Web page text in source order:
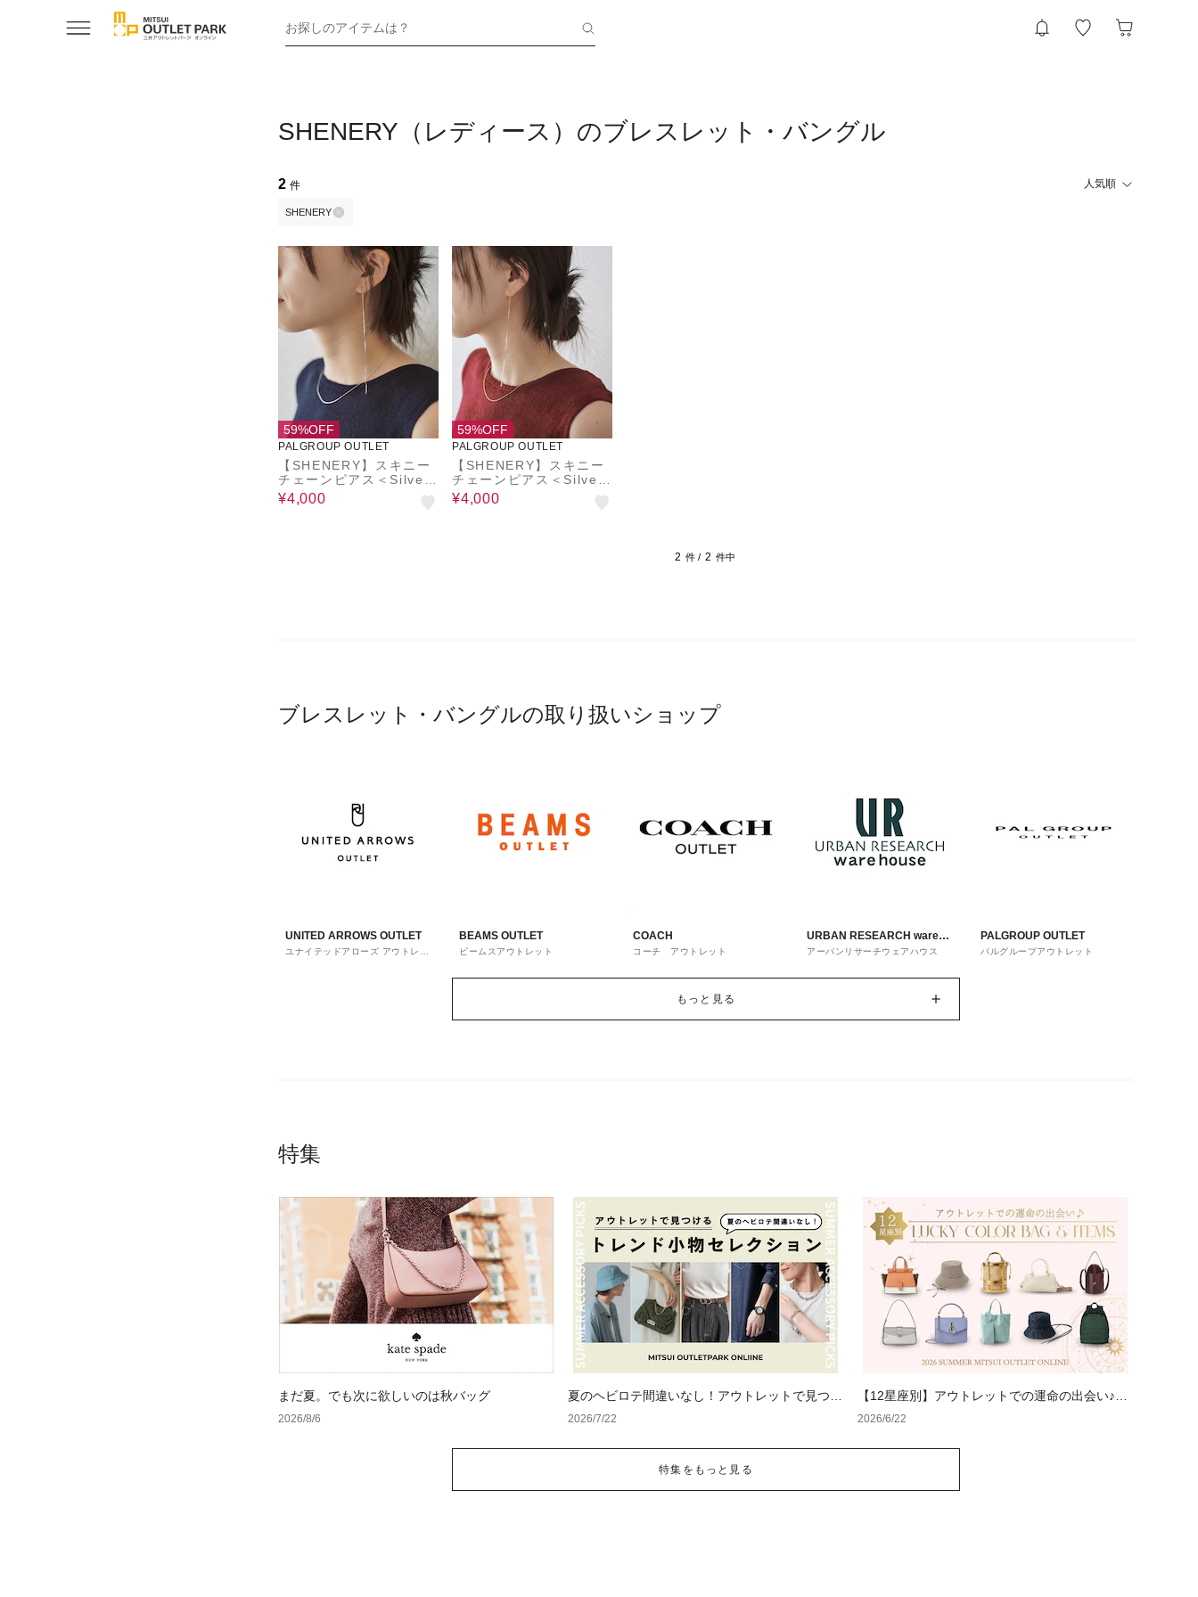
お探しのアイテムは？
SHENERY（レディース）のブレスレット・バングル
2 件 人気順
SHENERY
59%OFF
PALGROUP OUTLET
【SHENERY】スキニー
チェーンピアス＜Silver
925＞
¥4,000
59%OFF
PALGROUP OUTLET
【SHENERY】スキニー
チェーンピアス＜Silver
925＞
¥4,000
2 件 / 2 件中
ブレスレット・バングルの取り扱いショップ
UNITED ARROWS OUTLET
ユナイテッドアローズ アウトレッ
BEAMS OUTLET
ビームスアウトレット
COACH
コーチ アウトレット
URBAN RESEARCH ware
house
アーバンリサーチウェアハウス
PALGROUP OUTLET
パルグループアウトレット
もっと見る
特集
まだ夏。でも次に欲しいのは秋バッグ
2026/8/6
夏のヘビロテ間違いなし！アウトレットで見つけ
るトレンド小物セレクション
2026/7/22
【12星座別】アウトレットでの運命の出会い♪夏
のラッキーカラーバッグ＆小物
2026/6/22
特集をもっと見る